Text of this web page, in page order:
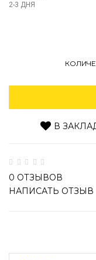
2-3 ДНЯ
В
0 ОТЗЫВОВ
НАПИСАТЬ ОТЗЫВ